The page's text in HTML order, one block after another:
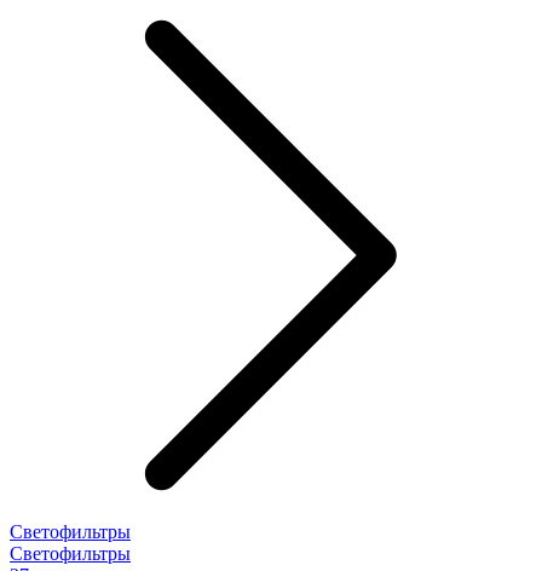
Светофильтры
Светофильтры